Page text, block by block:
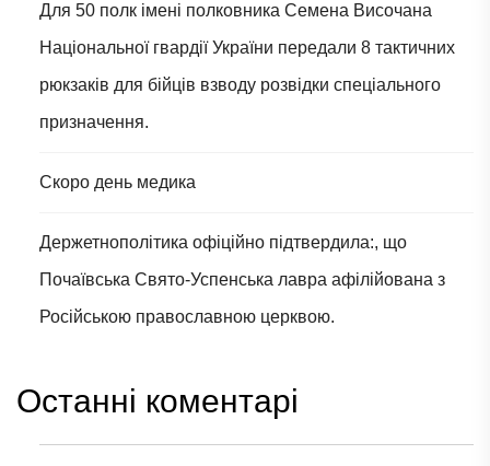
Для 50 полк імені полковника Семена Височана
Національної гвардії України передали 8 тактичних
рюкзаків для бійців взводу розвідки спеціального
призначення.
Скоро день медика
Держетнополітика офіційно підтвердила:, що
Почаївська Свято-Успенська лавра афілійована з
Російською православною церквою.
Останні коментарі